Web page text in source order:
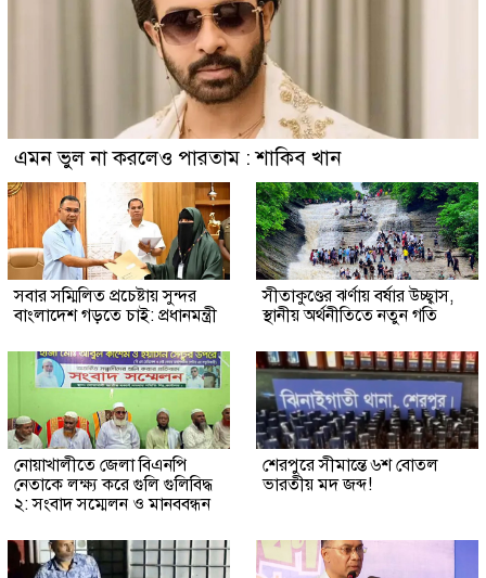
এমন ভুল না করলেও পারতাম : শাকিব খান
সবার সম্মিলিত প্রচেষ্টায় সুন্দর
বাংলাদেশ গড়তে চাই: প্রধানমন্ত্রী
সীতাকুণ্ডের ঝর্ণায় বর্ষার উচ্ছ্বাস,
স্থানীয় অর্থনীতিতে নতুন গতি
নোয়াখালীতে জেলা বিএনপি
নেতাকে লক্ষ্য করে গুলি গুলিবিদ্ধ
২: সংবাদ সম্মেলন ও মানববন্ধন
শেরপুরে সীমান্তে ৬শ বোতল
ভারতীয় মদ জব্দ!